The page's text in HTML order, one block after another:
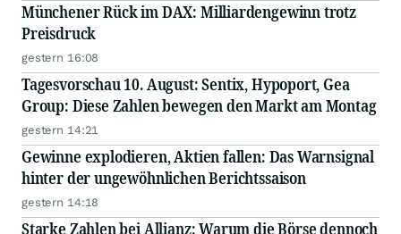
Münchener Rück im DAX: Milliardengewinn trotz
Preisdruck
gestern 16:08
Tagesvorschau 10. August: Sentix, Hypoport, Gea
Group: Diese Zahlen bewegen den Markt am Montag
gestern 14:21
Gewinne explodieren, Aktien fallen: Das Warnsignal
hinter der ungewöhnlichen Berichtssaison
gestern 14:18
Starke Zahlen bei Allianz: Warum die Börse dennoch